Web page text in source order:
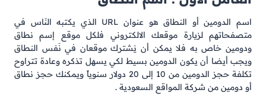
اسم الدومين أو النطاق هو عنوان URL الذي يكتبه النَاس في
متصفحاتهم لزيارة موقعك الالكتروني فلكل موقع إسم نطاق
ودومين خاص به فلا يمكن أن يَشترك موقعان في نَفس النطاق
ويجب أيضا أن يكون الدومين بسيط لكي يسهل تذكره وعادة تتراوح
تكلفة حجز الدومين من 10 إلى 20 دولار سنوياً ويمكنك حجز نطاق
أو دومين من شركة المواقع السعودية .